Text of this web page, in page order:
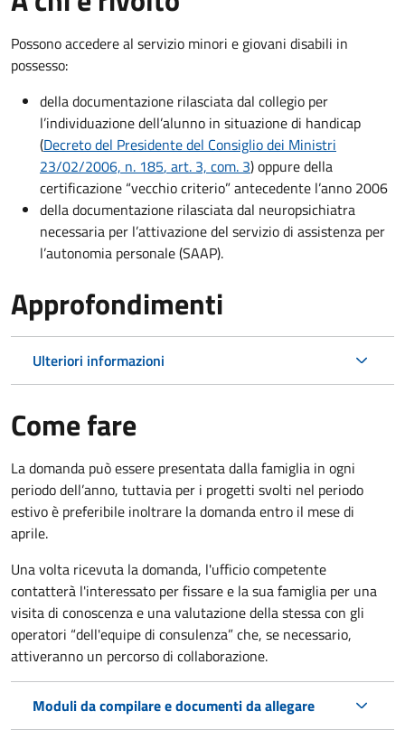
Possono accedere al servizio minori e giovani disabili in
possesso:
della documentazione rilasciata dal collegio per
l’individuazione dell’alunno in situazione di handicap
(Decreto del Presidente del Consiglio dei Ministri
23/02/2006, n. 185, art. 3, com. 3) oppure della
certificazione “vecchio criterio” antecedente l’anno 2006
della documentazione rilasciata dal neuropsichiatra
necessaria per l’attivazione del servizio di assistenza per
l’autonomia personale (SAAP).
Approfondimenti
Ulteriori informazioni
Come fare
La domanda può essere presentata dalla famiglia in ogni
periodo dell’anno, tuttavia per i progetti svolti nel periodo
estivo è preferibile inoltrare la domanda entro il mese di
aprile.
Una volta ricevuta la domanda, l'ufficio competente
contatterà l'interessato per fissare e la sua famiglia per una
visita di conoscenza e una valutazione della stessa con gli
operatori “dell'equipe di consulenza” che, se necessario,
attiveranno un percorso di collaborazione.
Moduli da compilare e documenti da allegare